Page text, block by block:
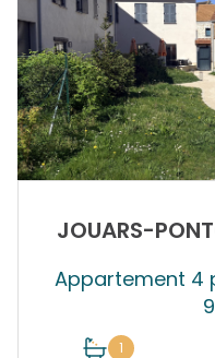
JOUARS-
Appartement 4 pièce(s) 3 chambre(s)
1